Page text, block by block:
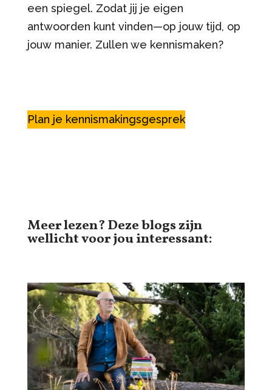
een spiegel. Zodat jij je eigen
antwoorden kunt vinden—op jouw tijd, op
jouw manier. Zullen we kennismaken?
Plan je kennismakingsgesprek
Meer lezen? Deze blogs zijn
wellicht voor jou interessant: